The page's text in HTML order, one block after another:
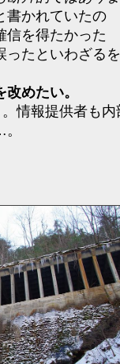
書かれていたの
信を得たかった
ったといわざる
めたい。
情報提供者も内